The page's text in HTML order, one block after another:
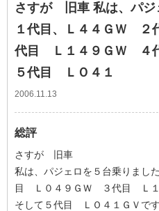
さすが 旧車 私は、パジ
１代目、Ｌ４４ＧＷ
代目 Ｌ１４９ＧＷ ４
５代目 ＬＯ４１
2006.11.13
総評
さすが 旧車
私は、パジェロを５台乗りま
目 Ｌ０４９ＧＷ ３代目 Ｌ
そして５代目 ＬＯ４１ＧＶで